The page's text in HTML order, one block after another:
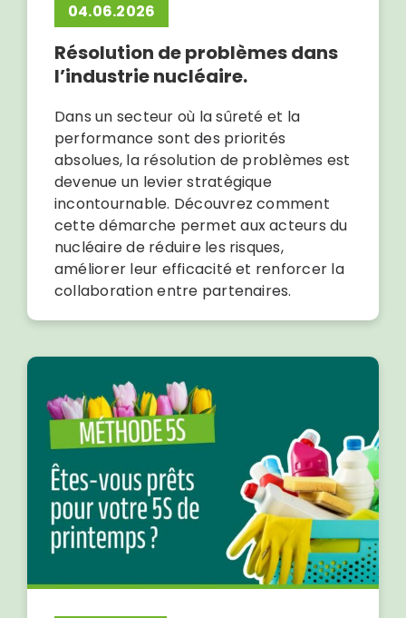
04.06.2026
Résolution de problèmes dans
l’industrie nucléaire.
Dans un secteur où la sûreté et la
performance sont des priorités
absolues, la résolution de problèmes est
devenue un levier stratégique
incontournable. Découvrez comment
cette démarche permet aux acteurs du
nucléaire de réduire les risques,
améliorer leur efficacité et renforcer la
collaboration entre partenaires.